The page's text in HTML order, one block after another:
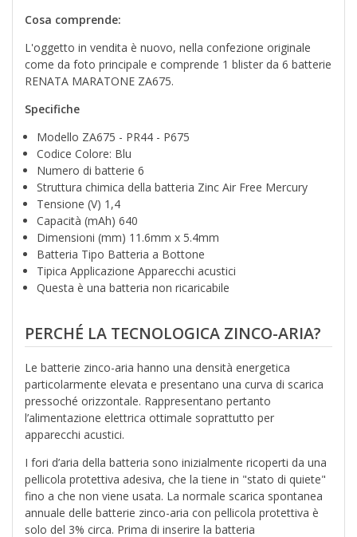
Cosa comprende:
L'oggetto in vendita è nuovo, nella confezione originale
come da foto principale e comprende 1 blister da 6 batterie
RENATA MARATONE ZA675.
Specifiche
Modello ZA675 - PR44 - P675
Codice Colore: Blu
Numero di batterie 6
Struttura chimica della batteria Zinc Air Free Mercury
Tensione (V) 1,4
Capacità (mAh) 640
Dimensioni (mm) 11.6mm x 5.4mm
Batteria Tipo Batteria a Bottone
Tipica Applicazione Apparecchi acustici
Questa è una batteria non ricaricabile
PERCHÉ LA TECNOLOGICA ZINCO-ARIA?
Le batterie zinco-aria hanno una densità energetica
particolarmente elevata e presentano una curva di scarica
pressoché orizzontale. Rappresentano pertanto
l’alimentazione elettrica ottimale soprattutto per
apparecchi acustici.
I fori d’aria della batteria sono inizialmente ricoperti da una
pellicola protettiva adesiva, che la tiene in "stato di quiete"
fino a che non viene usata. La normale scarica spontanea
annuale delle batterie zinco-aria con pellicola protettiva è
solo del 3% circa. Prima di inserire la batteria